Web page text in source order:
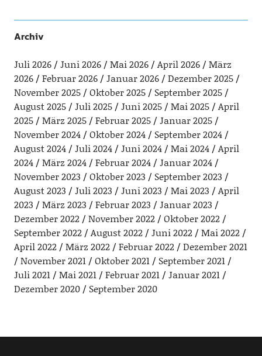
Archiv
Juli 2026 Juni 2026 Mai 2026 April 2026
März
2026
Februar 2026 Januar 2026
Dezember 2025
November 2025
Oktober 2025
September 2025
August 2025
Juli 2025 Juni 2025 Mai 2025
April
2025
März 2025 Februar 2025
Januar 2025
November 2024
Oktober 2024
September 2024
August 2024
Juli 2024 Juni 2024 Mai 2024
April
2024
März 2024 Februar 2024
Januar 2024
November 2023
Oktober 2023
September 2023
August 2023
Juli 2023 Juni 2023 Mai 2023
April
2023
März 2023 Februar 2023
Januar 2023
Dezember 2022
November 2022
Oktober 2022
September 2022
August 2022 Juni 2022
Mai 2022
April 2022
März 2022 Februar 2022
Dezember 2021
November 2021
Oktober 2021
September 2021
Juli 2021
Mai 2021 Februar 2021
Januar 2021
Dezember 2020
September 2020